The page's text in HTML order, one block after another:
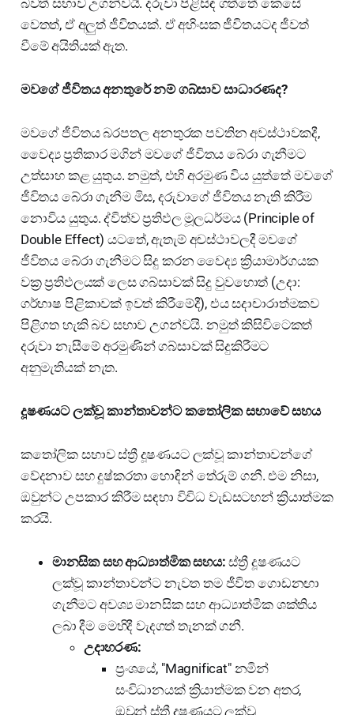
වෙතත්, ඒ අලුත් ජීවිතයක්. ඒ අහිංසක ජීවිතයටද ජීවත්
වීමේ අයිතියක් ඇත.
මවගේ ජීවිතය අනතුරේ නම් ගබ්සාව සාධාරණද?
මවගේ ජීවිතය බරපතල අනතුරක පවතින අවස්ථාවකදී,
වෛද්‍ය ප්‍රතිකාර මගින් මවගේ ජීවිතය බේරා ගැනීමට
උත්සාහ කළ යුතුය. නමුත්, එහි අරමුණ විය යුත්තේ මවගේ
ජීවිතය බේරා ගැනීම මිස, දරුවාගේ ජීවිතය නැති කිරීම
නොවිය යුතුය. ද්විත්ව ප්‍රතිඵල මූලධර්මය (Principle of
Double Effect) යටතේ, ඇතැම් අවස්ථාවලදී මවගේ
ජීවිතය බේරා ගැනීමට සිදු කරන වෛද්‍ය ක්‍රියාමාර්ගයක
වක්‍ර ප්‍රතිඵලයක් ලෙස ගබ්සාවක් සිදු වුවහොත් (උදා:
ගර්භාෂ පිළිකාවක් ඉවත් කිරීමේදී), එය සදාචාරාත්මකව
පිළිගත හැකි බව සභාව උගන්වයි. නමුත් කිසිවිටෙකත්
දරුවා නැසීමේ අරමුණින් ගබ්සාවක් සිදුකිරීමට
අනුමැතියක් නැත.
දූෂණයට ලක්වූ කාන්තාවන්ට කතෝලික සභාවේ සහය
කතෝලික සභාව ස්ත්‍රී දූෂණයට ලක්වූ කාන්තාවන්ගේ
වේදනාව සහ දුෂ්කරතා හොඳින් තේරුම් ගනී. එම නිසා,
ඔවුන්ට උපකාර කිරීම සඳහා විවිධ වැඩසටහන් ක්‍රියාත්මක
කරයි.
මානසික සහ ආධ්‍යාත්මික සහය: ස්ත්‍රී දූෂණයට
ලක්වූ කාන්තාවන්ට නැවත තම ජීවිත ගොඩනඟා
ගැනීමට අවශ්‍ය මානසික සහ ආධ්‍යාත්මික ශක්තිය
ලබා දීම මෙහිදී වැදගත් තැනක් ගනී.
උදාහරණ:
ප්‍රංශයේ, "Magnificat" නමින්
සංවිධානයක් ක්‍රියාත්මක වන අතර,
ඔවුන් ස්ත්‍රී දූෂණයට ලක්වූ